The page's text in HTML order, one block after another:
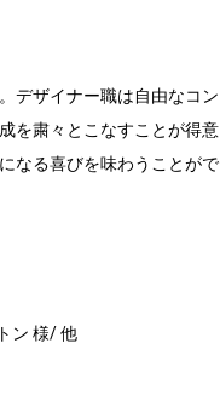
デザイナー職は自由なコン
を粛々とこなすことが得意
なる喜びを味わうことがで
ン 様/ 他